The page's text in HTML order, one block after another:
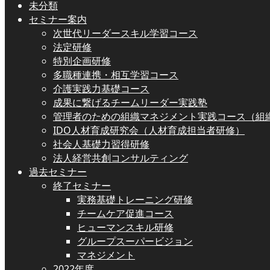
未分類
セミナー案内
次世代リーダースキル学習コース
法定研修
特別企画研修
多職種連携・相互学習コース
介護実践力基礎コース
成果に繋げるチームリーダー実践塾
管理者のための組織マネジメント実践コース（組
IDO人材育成研究会（人材育成担当者研修）
社会人基礎力習得研修
法人経営共創コンサルティング
過去セミナー
終了セミナー
実務基礎トレーニング研修
チームケア促進コース
ヒューマンスキル研修
グループスーパービジョン
マネジメント